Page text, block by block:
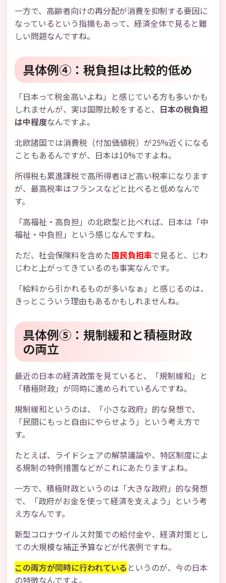
一方で、高齢者向けの再分配が消費を抑制する要因に
なっているという指摘もあって、経済全体で見ると難
しい問題なんですね。
具体例④：税負担は比較的低め
「日本って税金高いよね」と感じている方も多いかも
しれませんが、実は国際比較をすると、 日本の税負担
は中程度なんですよ。
北欧諸国では消費税（付加価値税）が25%近くになる
こともあるんですが、日本は10%ですよね。
所得税も累進課税で高所得者ほど高い税率になります
が、最高税率はフランスなどと比べると低めなんで
す。
「高福祉・高負担」の北欧型と比べれば、日本は「中
福祉・中負担」という感じなんですね。
ただ、社会保険料を含めた国民負担率で見ると、じわ
じわと上がってきているのも事実なんです。
「給料から引かれるものが多いなぁ」と感じるのは、
きっとこういう理由もあるかもしれませんね。
具体例⑤：規制緩和と積極財政
の両立
最近の日本の経済政策を見ていると、「規制緩和」と
「積極財政」が同時に進められているんですね。
規制緩和というのは、「小さな政府」的な発想で、
「民間にもっと自由にやらせよう」という考え方で
す。
たとえば、ライドシェアの解禁議論や、特区制度によ
る規制の特例措置などがこれにあたりますよね。
一方で、積極財政というのは「大きな政府」的な発想
で、「政府がお金を使って経済を支えよう」という考
え方なんです。
新型コロナウイルス対策での給付金や、経済対策とし
ての大規模な補正予算などが代表例ですね。
この両方が同時に行われている というのが、今の日本
の特徴なんですよ。